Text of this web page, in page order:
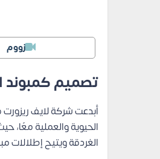
زووم
تصميم كمبوند
أبدعت شركة لايف
الحيوية والعملية معًا،
الغردقة ويتيح إطلالات